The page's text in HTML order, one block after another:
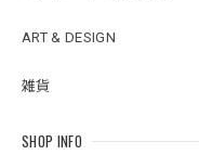
ART & DESIGN
雑貨
SHOP INFO